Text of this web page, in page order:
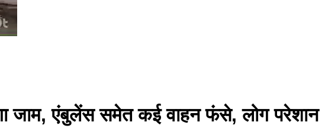
एंबुलेंस समेत कई वाहन फंसे, लोग परेशान